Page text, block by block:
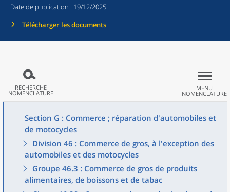
Date de publication : 19/12/2025
Télécharger les documents
RECHERCHE
NOMENCLATURE
MENU
NOMENCLATURE
Section G : Commerce ; réparation d'automobiles et
de motocycles
Division 46 : Commerce de gros, à l'exception des
automobiles et des motocycles
Groupe 46.3 : Commerce de gros de produits
alimentaires, de boissons et de tabac